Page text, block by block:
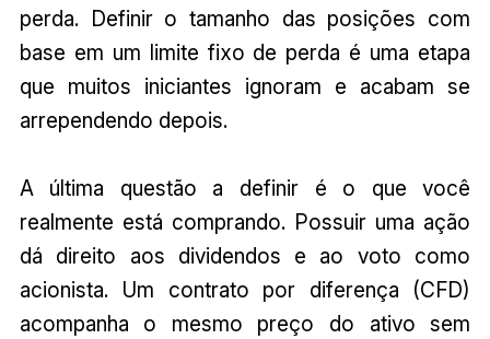
perda. Definir o tamanho das posições com
base em um limite fixo de perda é uma etapa
que muitos iniciantes ignoram e acabam se
arrependendo depois.
A última questão a definir é o que você
realmente está comprando. Possuir uma ação
dá direito aos dividendos e ao voto como
acionista. Um contrato por diferença (CFD)
acompanha o mesmo preço do ativo sem